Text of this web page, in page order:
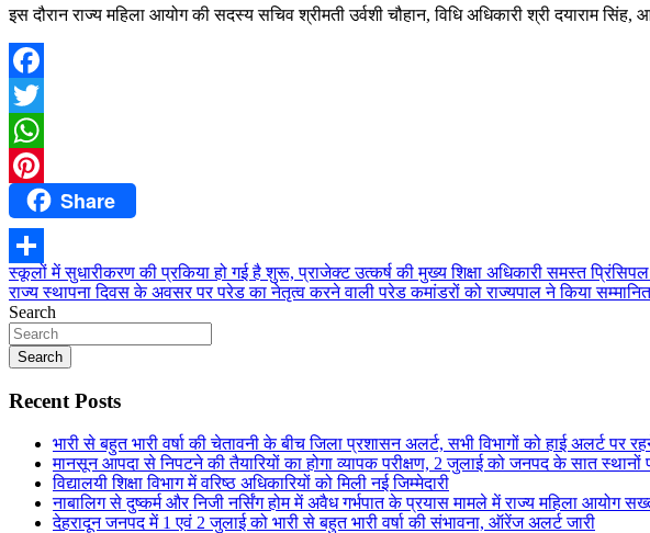
इस दौरान राज्य महिला आयोग की सदस्य सचिव श्रीमती उर्वशी चौहान, विधि अधिकारी श्री दयाराम सिंह,
Facebook
Twitter
WhatsApp
PinterestShare
Share
Post
navigation
स्कूलों में सुधारीकरण की प्रकिया हो गई है शुरू, प्राजेक्ट उत्कर्ष की मुख्य शिक्षा अधिकारी समस्त
राज्य स्थापना दिवस के अवसर पर परेड का नेतृत्व करने वाली परेड कमांडरों को राज्यपाल ने किया सम्मानित
Search
Search
Recent Posts
भारी से बहुत भारी वर्षा की चेतावनी के बीच जिला प्रशासन अलर्ट, सभी विभागों को हाई अलर्ट पर
मानसून आपदा से निपटने की तैयारियों का होगा व्यापक परीक्षण, 2 जुलाई को जनपद के सात स्थानों
विद्यालयी शिक्षा विभाग में वरिष्ठ अधिकारियों को मिली नई जिम्मेदारी
नाबालिग से दुष्कर्म और निजी नर्सिंग होम में अवैध गर्भपात के प्रयास मामले में राज्य महिला आयोग
देहरादून जनपद में 1 एवं 2 जुलाई को भारी से बहुत भारी वर्षा की संभावना, ऑरेंज अलर्ट जारी